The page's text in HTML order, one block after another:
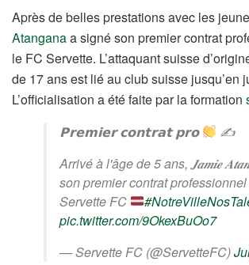
Après de belles prestations avec les
Atanganaa signé son premier contrat
le FC Servette. L’attaquant suisse
de 17 ans est lié au club suisse jusqu’en
L’officialisation a été faite par la formation
𝗣𝗿𝗲𝗺𝗶𝗲𝗿 𝗰𝗼𝗻𝘁𝗿𝗮𝘁 𝗽𝗿𝗼
✍
Arrivé à l'âge de 5 ans, 𝑱𝒂𝒎𝒊𝒆
son premier contrat
Servette FC
pic.twitter.com/9OkexBuOo7
— Servette FC (@ServetteFC)